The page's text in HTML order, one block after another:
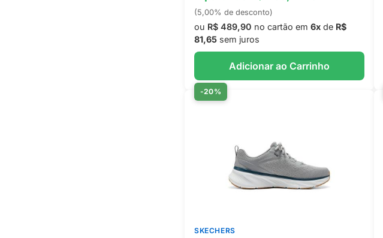
(5,00% de desconto)
ou R$ 489,90 no cartão em 6xde R$
81,65sem juros
Adicionar ao Carrinho
-20%
SKECHERS